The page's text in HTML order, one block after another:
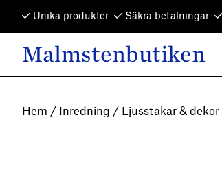
Unika produkter Säkra betalningar
Main Navigation
Malmstenbutiken
Hem / Inredning / Ljusstakar & dekor